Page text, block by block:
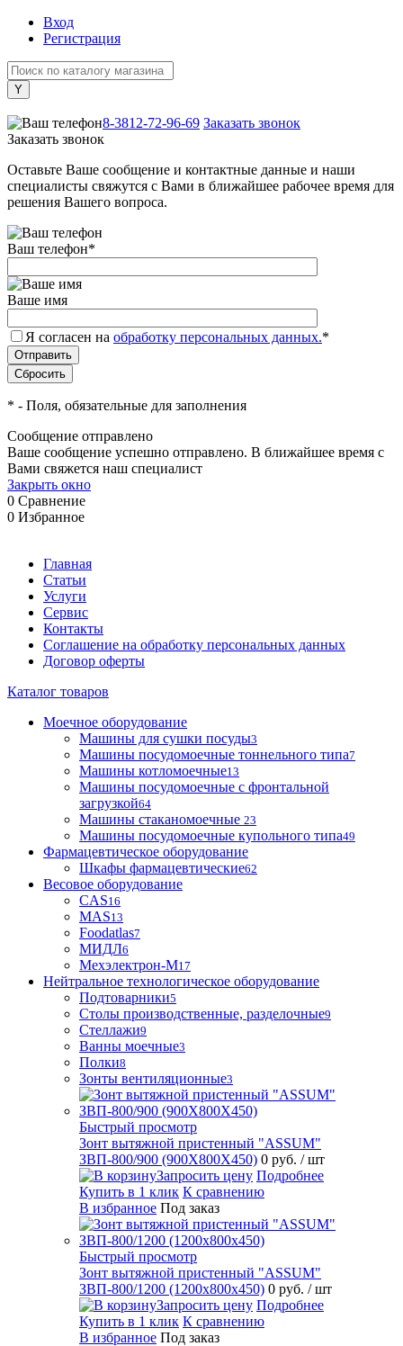
Вход
Регистрация
8-3812-72-96-69 Заказать звонок
Заказать звонок
Оставьте Ваше сообщение и контактные данные и наши
специалисты свяжутся с Вами в ближайшее рабочее время для
решения Вашего вопроса.
Ваш телефон*
Ваше имя
Я согласен на обработку персональных данных.*
* - Поля, обязательные для заполнения
Сообщение отправлено
Ваше сообщение успешно отправлено. В ближайшее время с
Вами свяжется наш специалист
Закрыть окно
0 Сравнение
0 Избранное
Главная
Статьи
Услуги
Сервис
Контакты
Соглашение на обработку персональных данных
Договор оферты
Каталог товаров
Моечное оборудование
Машины для сушки посуды3
Машины посудомоечные тоннельного типа7
Машины котломоечные13
Машины посудомоечные с фронтальной
загрузкой64
Машины стаканомоечные 23
Машины посудомоечные купольного типа49
Фармацевтическое оборудование
Шкафы фармацевтические62
Весовое оборудование
CAS16
MAS13
Foodatlas7
МИДЛ6
Мехэлектрон-М17
Нейтральное технологическое оборудование
Подтоварники5
Столы производственные, разделочные9
Стеллажи9
Ванны моечные3
Полки8
Зонты вентиляционные3
Быстрый просмотр
Зонт вытяжной пристенный "ASSUM"
ЗВП-800/900 (900Х800Х450) 0 руб. / шт
Запросить цену Подробнее
Купить в 1 клик К сравнению
В избранное Под заказ
Быстрый просмотр
Зонт вытяжной пристенный "ASSUM"
ЗВП-800/1200 (1200х800х450) 0 руб. / шт
Запросить цену Подробнее
Купить в 1 клик К сравнению
В избранное Под заказ